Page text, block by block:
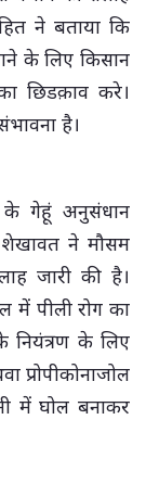
ने बताया कि
के लिए किसान
छिडक़ाव करे।
है।
के गेहूं अनुसंधान
शेखावत ने मौसम
जारी की है।
में पीली रोग का
नियंत्रण के लिए
प्रोपीकोनाजोल
में घोल बनाकर